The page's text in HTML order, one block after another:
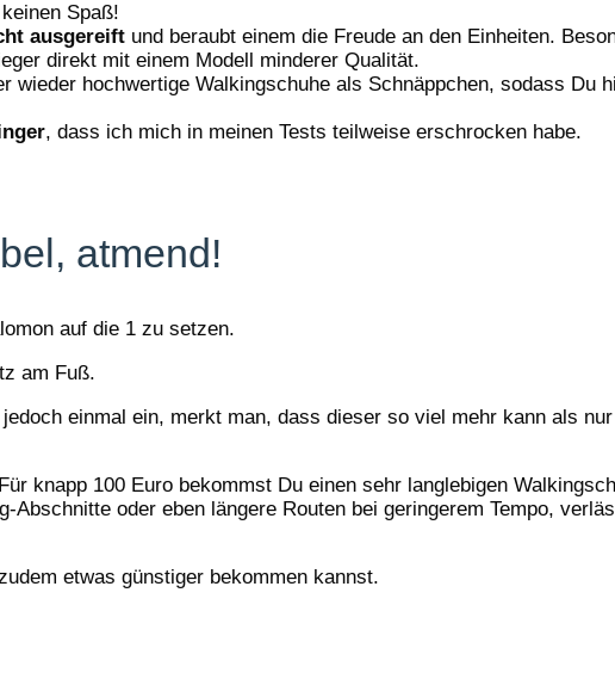
Spaß!
ausgereift und beraubt einem die Freude an den Einheiten.
direkt mit einem Modell minderer Qualität.
wieder hochwertige Walkingschuhe als Schnäppchen, sodass Du
, dass ich mich in meinen Tests teilweise erschrocken habe.
atmend!
auf die 1 zu setzen.
am Fuß.
einmal ein, merkt man, dass dieser so viel mehr kann als
knapp 100 Euro bekommst Du einen sehr langlebigen
oder eben längere Routen bei geringerem Tempo,
etwas günstiger bekommen kannst.